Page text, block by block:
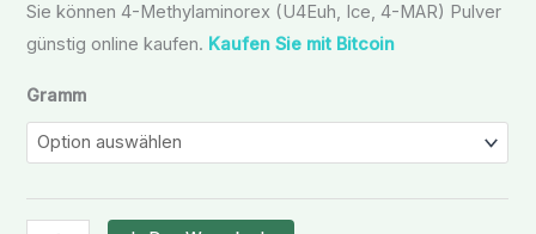
Sie können 4-Methylaminorex (U4Euh, Ice, 4-MAR) Pulver
günstig online kaufen. Kaufen Sie mit Bitcoin
Gramm